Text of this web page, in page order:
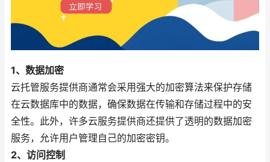
1、数据加密
云托管服务提供商通常会采用强大的加密算法来保护存储
在云数据库中的数据，确保数据在传输和存储过程中的安
全性。此外，许多云服务提供商还提供了透明的数据加密
服务，允许用户管理自己的加密密钥。
2、访问控制